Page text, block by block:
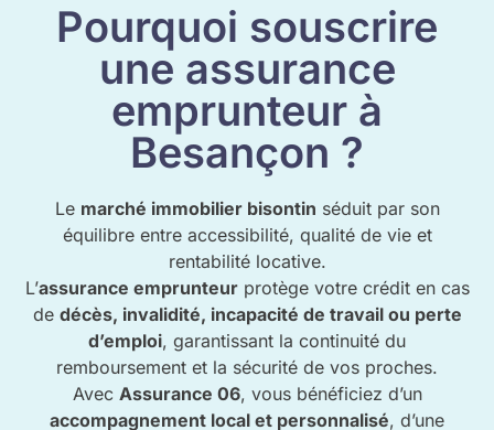
Pourquoi souscrire
une assurance
emprunteur à
Besançon ?
Le marché immobilier bisontin séduit par son
équilibre entre accessibilité, qualité de vie et
rentabilité locative.
L’assurance emprunteurprotège votre crédit en cas
de décès, invalidité, incapacité de travail ou perte
d’emploi, garantissant la continuité du
remboursement et la sécurité de vos proches.
Avec Assurance 06, vous bénéficiez d’un
accompagnement local et personnalisé, d’une